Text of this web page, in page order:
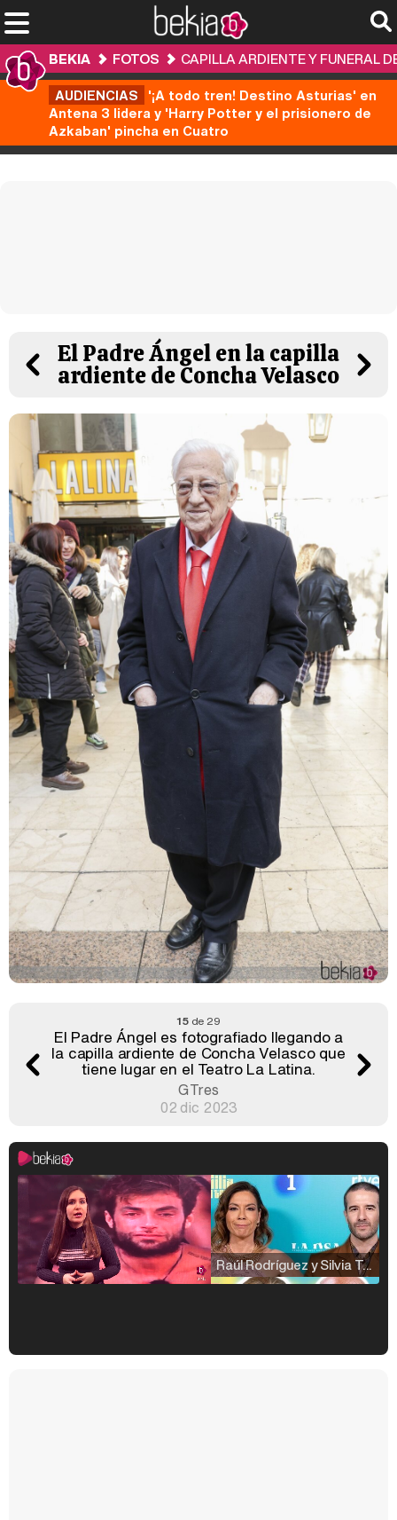
BEKIA FOTOS
CAPILLA ARDIENTE Y FUNERAL
AUDIENCIAS '¡A todo tren! Destino Asturias' en
Antena 3 lidera y 'Harry Potter y el prisionero de
Azkaban' pincha en Cuatro
El Padre Ángel en la capilla
ardiente de Concha Velasco
15de 29
El Padre Ángel es fotografiado llegando a
la capilla ardiente de Concha Velasco que
tiene lugar en el Teatro La Latina.
GTres
02 dic 2023
Raúl Rodríguez y Silvia Taulés nos cuentan su papel en 'La familia de la tele'